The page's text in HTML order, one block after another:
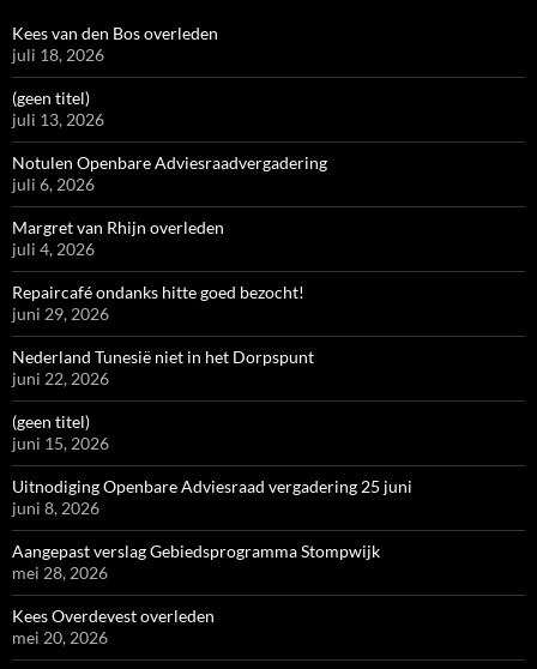
Kees van den Bos overleden
juli 18, 2026
(geen titel)
juli 13, 2026
Notulen Openbare Adviesraadvergadering
juli 6, 2026
Margret van Rhijn overleden
juli 4, 2026
Repaircafé ondanks hitte goed bezocht!
juni 29, 2026
Nederland Tunesië niet in het Dorpspunt
juni 22, 2026
(geen titel)
juni 15, 2026
Uitnodiging Openbare Adviesraad vergadering 25 juni
juni 8, 2026
Aangepast verslag Gebiedsprogramma Stompwijk
mei 28, 2026
Kees Overdevest overleden
mei 20, 2026